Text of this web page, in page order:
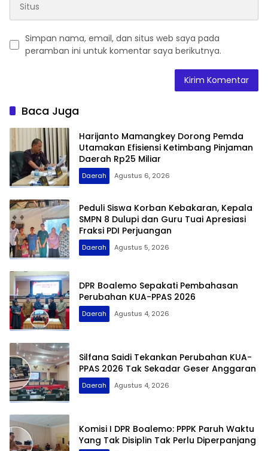
Simpan nama, email, dan situs web saya pada
peramban ini untuk komentar saya berikutnya.
Baca Juga
Harijanto Mamangkey Dorong Pemda
Utamakan Efisiensi Ketimbang Pinjaman
Daerah Rp25 Miliar
Daerah Agustus 6, 2026
Peduli Siswa Korban Kebakaran, Kepala
SMPN 8 Dulupi dan Guru Tuai Apresiasi
Fraksi PDI Perjuangan
Daerah Agustus 5, 2026
DPR Boalemo Sepakati Pembahasan
Perubahan KUA-PPAS 2026
Daerah Agustus 4, 2026
Silfana Saidi Tekankan Perubahan KUA-
PPAS 2026 Tak Sekadar Geser Anggaran
Daerah Agustus 4, 2026
Komisi I DPR Boalemo: PPPK Paruh Waktu
Yang Tak Disiplin Tak Perlu Diperpanjang